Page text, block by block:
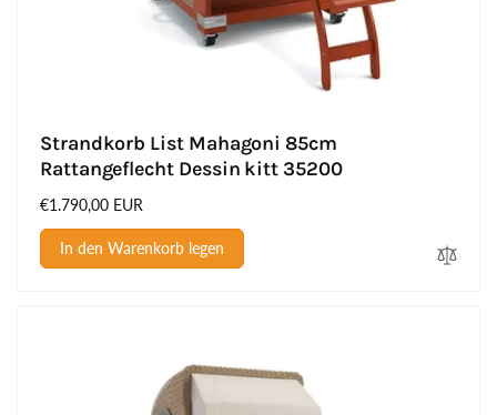
Strandkorb List Mahagoni 85cm
Rattangeflecht Dessin kitt 35200
Normaler
Preis
€1.790,00 EUR
In den Warenkorb legen